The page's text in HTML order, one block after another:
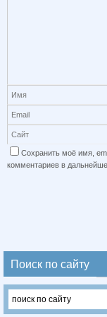
Сохранить моё имя,
комментариев в
Поиск по сайту